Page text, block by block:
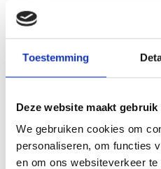
Toestemming
Deze website maakt
We gebruiken cookies om
personaliseren, om functies
en om ons websiteverkeer
Berghege kreeg van
14.000 inwoners van wijk
van de Sterrebosflat elkaar
Maatschappelijk vastgoed
RENOVATIE OLYMPIA